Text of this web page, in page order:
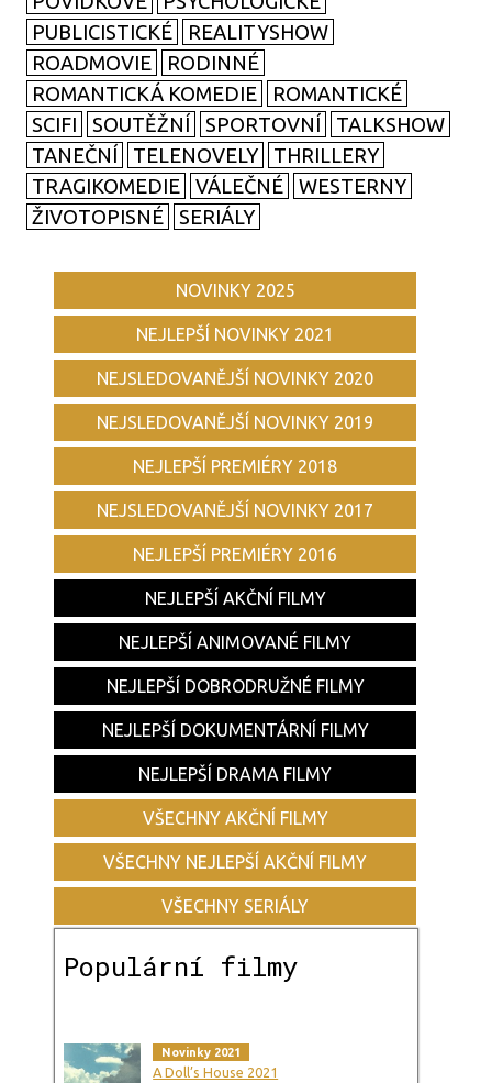
PUBLICISTICKÉ
REALITYSHOW
ROADMOVIE
RODINNÉ
ROMANTICKÁ KOMEDIE
ROMANTICKÉ
SCIFI
SOUTĚŽNÍ SPORTOVNÍ
TALKSHOW
TANEČNÍ
TELENOVELY
THRILLERY
TRAGIKOMEDIE
VÁLEČNÉ
WESTERNY
ŽIVOTOPISNÉ
SERIÁLY
NOVINKY 2025
NEJLEPŠÍ NOVINKY 2021
NEJSLEDOVANĚJŠÍ NOVINKY 2020
NEJSLEDOVANĚJŠÍ NOVINKY 2019
NEJLEPŠÍ PREMIÉRY 2018
NEJSLEDOVANĚJŠÍ NOVINKY 2017
NEJLEPŠÍ PREMIÉRY 2016
NEJLEPŠÍ AKČNÍ FILMY
NEJLEPŠÍ ANIMOVANÉ FILMY
NEJLEPŠÍ DOBRODRUŽNÉ FILMY
NEJLEPŠÍ DOKUMENTÁRNÍ FILMY
NEJLEPŠÍ DRAMA FILMY
VŠECHNY AKČNÍ FILMY
VŠECHNY NEJLEPŠÍ AKČNÍ FILMY
VŠECHNY SERIÁLY
Populární filmy
Novinky 2021
A Doll’s House 2021